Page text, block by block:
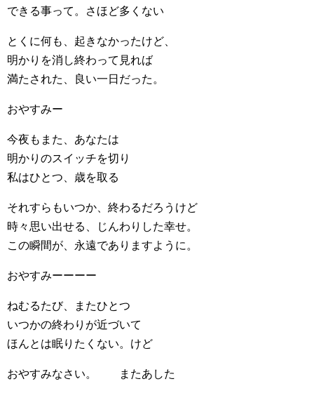
できる事って。さほど多くない
とくに何も、起きなかったけど、
明かりを消し終わって見れば
満たされた、良い一日だった。
おやすみー
今夜もまた、あなたは
明かりのスイッチを切り
私はひとつ、歳を取る
それすらもいつか、終わるだろうけど
時々思い出せる、じんわりした幸せ。
この瞬間が、永遠でありますように。
おやすみーーーー
ねむるたび、またひとつ
いつかの終わりが近づいて
ほんとは眠りたくない。けど
おやすみなさい。 またあした